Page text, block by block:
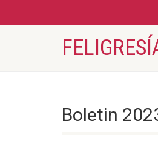
Boletin